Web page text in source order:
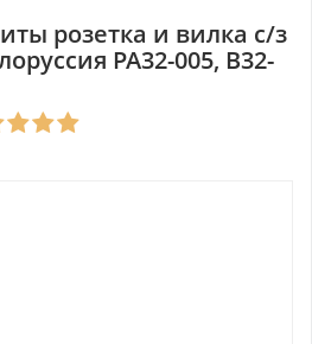
розетка и вилка с/з
РА32-005, В32-